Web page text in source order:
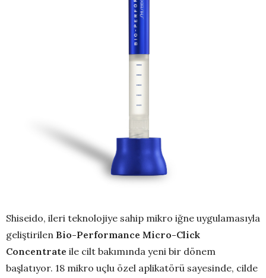
Shiseido, ileri teknolojiye sahip mikro iğne uygulamasıyla
geliştirilen Bio-Performance Micro-Click
Concentrate ile cilt bakımında yeni bir dönem
başlatıyor. 18 mikro uçlu özel aplikatörü sayesinde, cilde